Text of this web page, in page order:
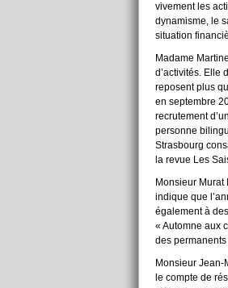
vivement les
dynamisme, le
situation
Madame
d’activités. Elle
reposent plus
en septembre
recrutement
personne
Strasbourg
la revue Les
Monsieur
indique que
également à
« Automne aux
des
Monsieur Jean-
le compte de